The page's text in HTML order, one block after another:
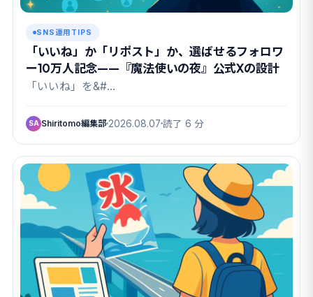
SNS運用TIPS
「いいね」か「リポスト」か、選ばせるフォロワ
ー10万人記念——『魔法使いの夜』公式Xの設計
「いいね」を&#…
SA Shiritomo編集部 2026.08.07 読了 6 分